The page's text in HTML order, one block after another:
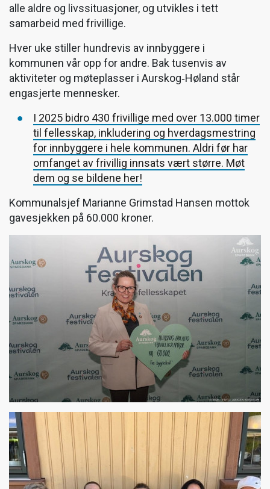
alle aldre og livssituasjoner, og utvikles i tett
samarbeid med frivillige.
Hver uke stiller hundrevis av innbyggere i
kommunen vår opp for andre. Bak tusenvis av
aktiviteter og møteplasser i Aurskog‑Høland står
engasjerte mennesker.
I 2025 bidro 430 frivillige med over 13.000 timer
til fellesskap, inkludering og hverdagsmestring
for innbyggere i hele kommunen. Aldri før har
omfanget av frivillig innsats vært større. Møt
dem og se bildene her!
Kommunalsjef Marianne Grimstad Hansen mottok
gavesjekken på 60.000 kroner.